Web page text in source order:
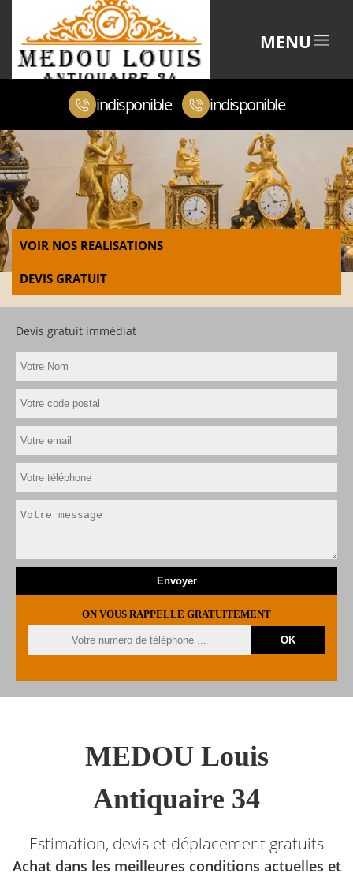
MENU
indisponible indisponible
VOIR NOS REALISATIONS
DEVIS GRATUIT
Devis gratuit immédiat
ON VOUS RAPPELLE GRATUITEMENT
MEDOU Louis
Antiquaire 34
Estimation, devis et déplacement gratuits
Achat dans les meilleures conditions actuelles et